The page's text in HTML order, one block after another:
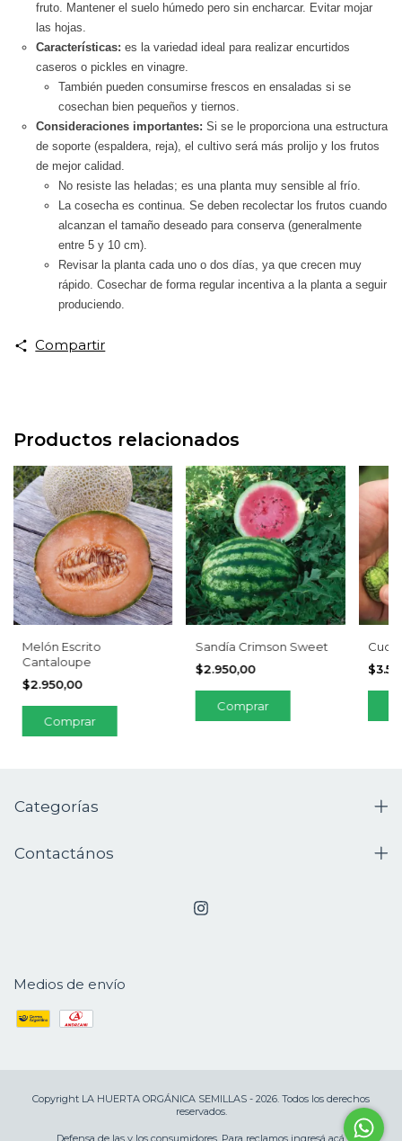
fruto. Mantener el suelo húmedo pero sin encharcar. Evitar mojar
las hojas.
Características: es la variedad ideal para realizar encurtidos
caseros o pickles en vinagre.
También pueden consumirse frescos en ensaladas si se
cosechan bien pequeños y tiernos.
Consideraciones importantes: Si se le proporciona una estructura
de soporte (espaldera, reja), el cultivo será más prolijo y los frutos
de mejor calidad.
No resiste las heladas; es una planta muy sensible al frío.
La cosecha es continua. Se deben recolectar los frutos cuando
alcanzan el tamaño deseado para conserva (generalmente
entre 5 y 10 cm).
Revisar la planta cada uno o dos días, ya que crecen muy
rápido. Cosechar de forma regular incentiva a la planta a seguir
produciendo.
Compartir
Productos relacionados
Melón Escrito
Cantaloupe
$2.950,00
Sandía Crimson Sweet
$2.950,00
Categorías
Contactános
Medios de envío
Copyright LA HUERTA ORGÁNICA SEMILLAS - 2026. Todos los derechos
reservados.
Defensa de las y los consumidores. Para reclamos ingresá acá.